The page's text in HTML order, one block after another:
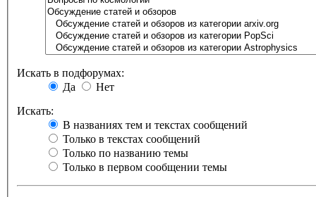
Искать в подфорумах:
Да
Нет
Искать:
В названиях тем и текстах сообщений
Только в текстах сообщений
Только по названию темы
Только в первом сообщении темы